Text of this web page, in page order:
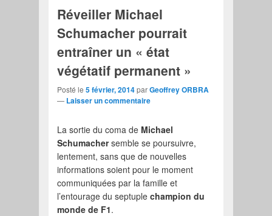
Réveiller Michael
Schumacher pourrait
entraîner un « état
végétatif permanent »
Posté le5 février, 2014parGeoffrey ORBRA
— Laisser un commentaire
La sortie du coma de Michael
Schumachersemble se poursuivre,
lentement, sans que de nouvelles
informations soient pour le moment
communiquées par la famille et
l’entourage du septuplechampion du
monde de F1.